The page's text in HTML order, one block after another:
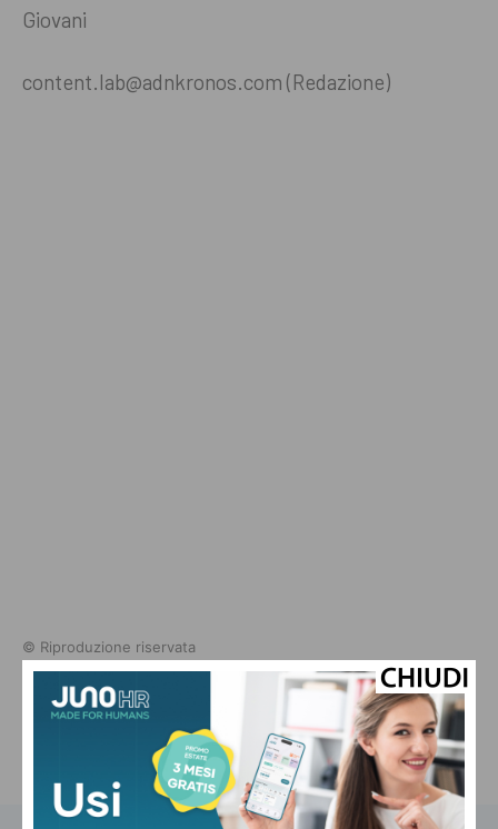
Giovani
content.lab@adnkronos.com (Redazione)
© Riproduzione riservata
TAGS adnkronos